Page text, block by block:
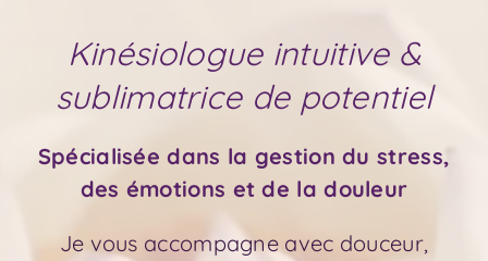
Kinésiologue intuitive &
sublimatrice de potentiel
Spécialisée dans la gestion du stress,
des émotions et de la douleur
Je vous accompagne avec douceur,